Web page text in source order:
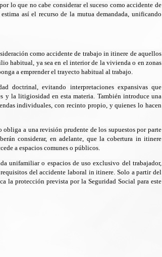
lo que no cabe considerar el suceso como accidente de
así el recurso de la mutua demandada, unificando
como accidente de trabajo in itinere de aquellos
habitual, ya sea en el interior de la vivienda o en zonas
a emprender el trayecto habitual al trabajo.
doctrinal, evitando interpretaciones expansivas que
y la litigiosidad en esta materia. También introduce una
individuales, con recinto propio, y quienes lo hacen
a una revisión prudente de los supuestos por parte
considerar, en adelante, que la cobertura in itinere
a espacios comunes o públicos.
unifamiliar o espacios de uso exclusivo del trabajador,
del accidente laboral in itinere. Solo a partir del
la protección prevista por la Seguridad Social para este